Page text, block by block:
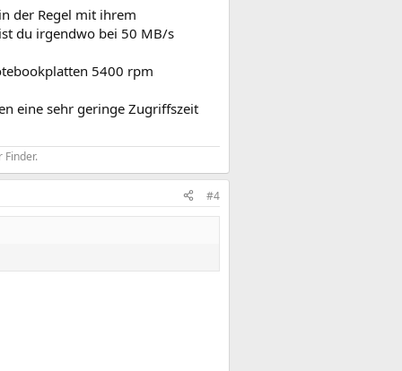
der Regel mit ihrem
du irgendwo bei 50 MB/s
5400 rpm
eine sehr geringe Zugriffszeit
#4